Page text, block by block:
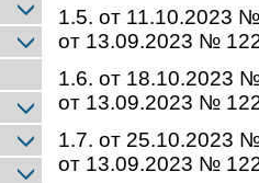
1.5. от 11.10.2023
от 13.09.2023 №
1.6. от 18.10.2023
от 13.09.2023 №
1.7. от 25.10.2023
от 13.09.2023 №